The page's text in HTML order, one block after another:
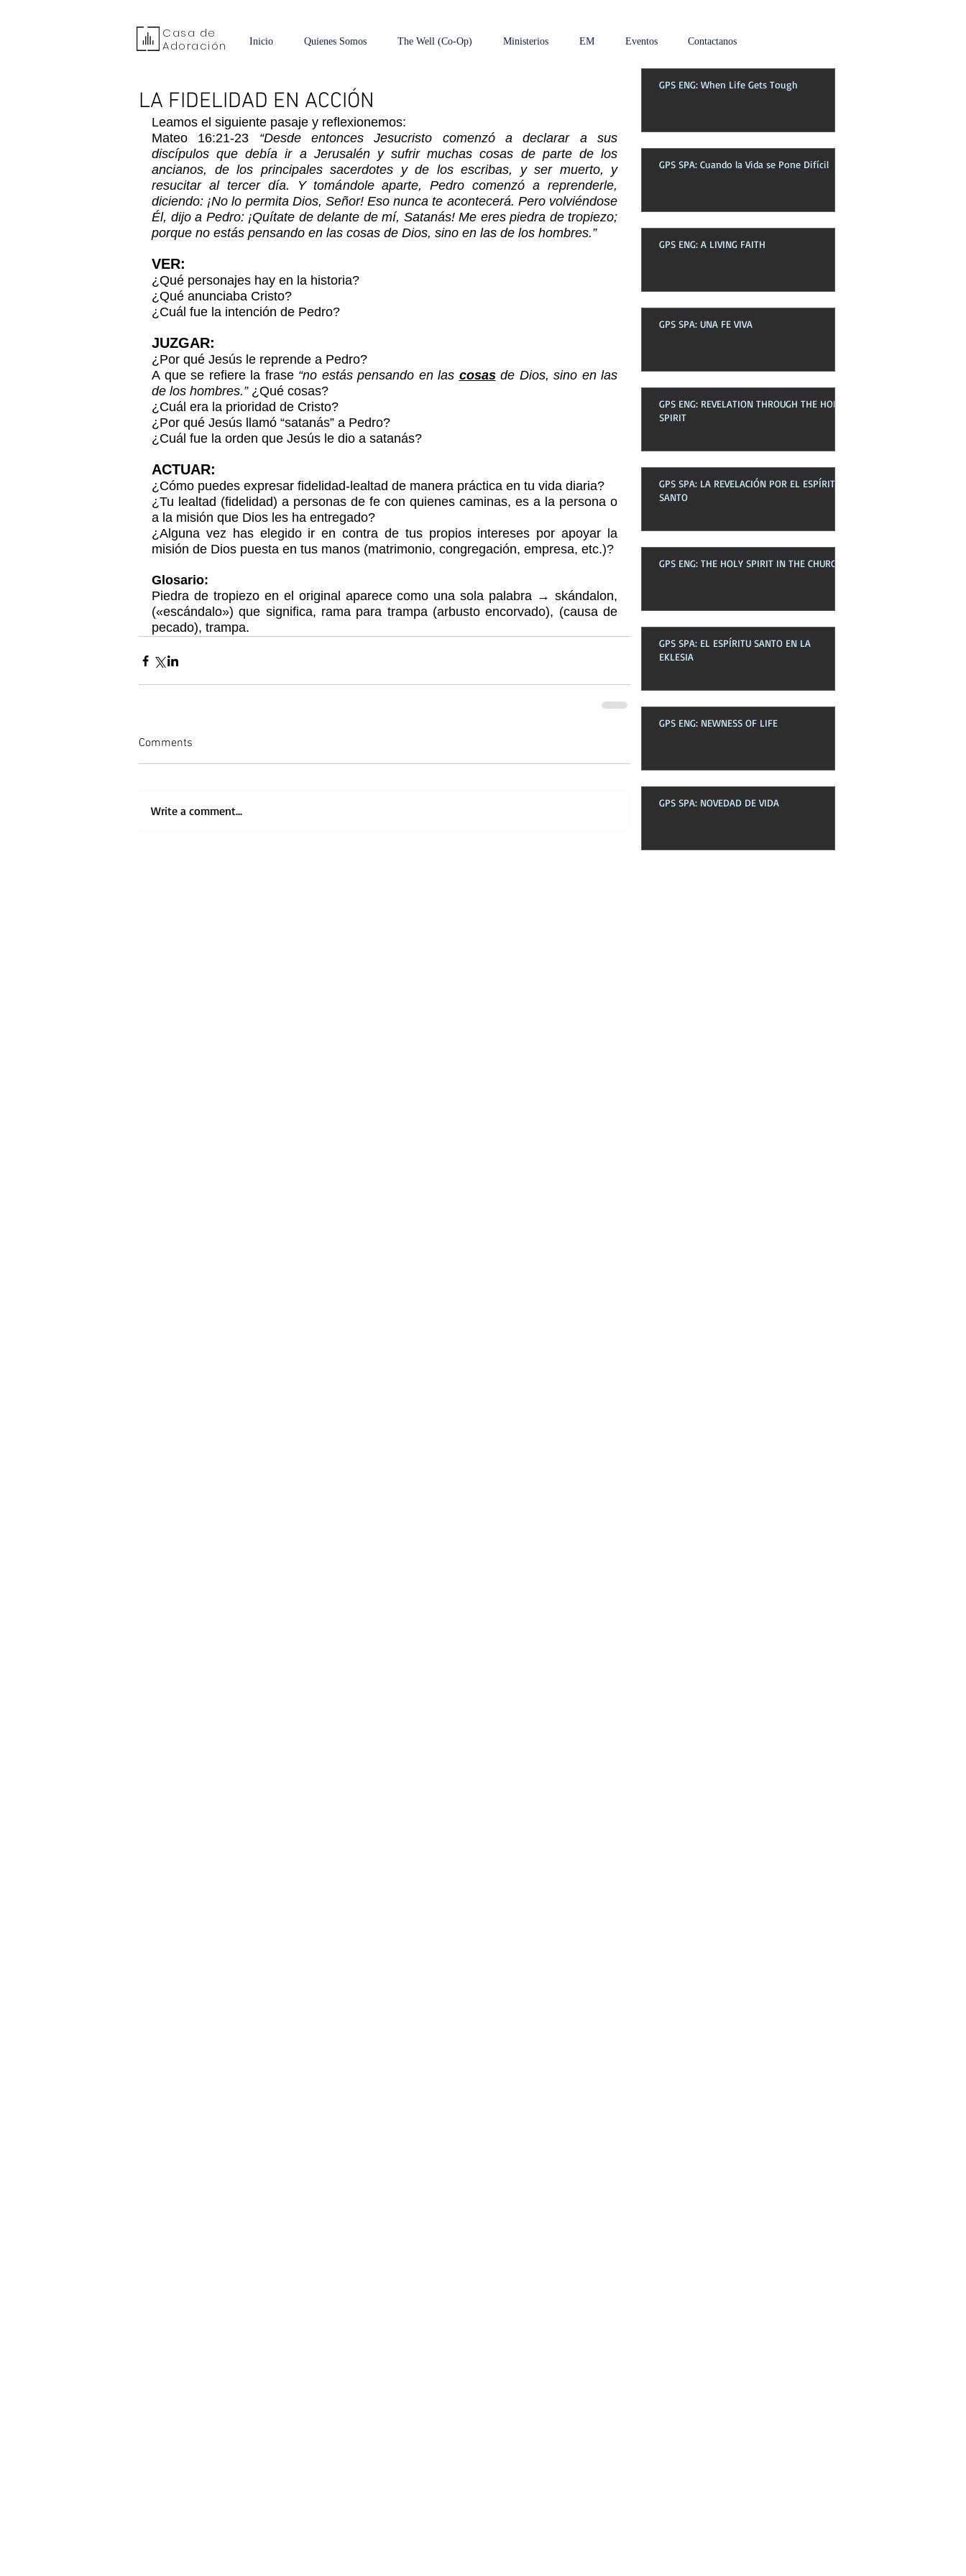
Casa de
Adoración
Inicio Quienes Somos The Well (Co-Op) Ministerios EM Eventos Contactanos
LA FIDELIDAD EN ACCIÓN
Leamos el siguiente pasaje y reflexionemos:
Mateo 16:21-23 “Desde entonces Jesucristo comenzó a declarar a sus
discípulos que debía ir a Jerusalén y sufrir muchas cosas de parte de los
ancianos, de los principales sacerdotes y de los escribas, y ser muerto, y
resucitar al tercer día. Y tomándole aparte, Pedro comenzó a reprenderle,
diciendo: ¡No lo permita Dios, Señor! Eso nunca te acontecerá. Pero volviéndose
Él, dijo a Pedro: ¡Quítate de delante de mí, Satanás! Me eres piedra de tropiezo;
porque no estás pensando en las cosas de Dios, sino en las de los hombres.”
VER:
¿Qué personajes hay en la historia?
¿Qué anunciaba Cristo?
¿Cuál fue la intención de Pedro?
JUZGAR:
¿Por qué Jesús le reprende a Pedro?
A que se refiere la frase “no estás pensando en las cosas de Dios, sino en las
de los hombres.” ¿Qué cosas?
¿Cuál era la prioridad de Cristo?
¿Por qué Jesús llamó “satanás” a Pedro?
¿Cuál fue la orden que Jesús le dio a satanás?
ACTUAR:
¿Cómo puedes expresar fidelidad-lealtad de manera práctica en tu vida diaria?
¿Tu lealtad (fidelidad) a personas de fe con quienes caminas, es a la persona o
a la misión que Dios les ha entregado?
¿Alguna vez has elegido ir en contra de tus propios intereses por apoyar la
misión de Dios puesta en tus manos (matrimonio, congregación, empresa, etc.)?
Glosario:
Piedra de tropiezo en el original aparece como una sola palabra → skándalon,
(«escándalo») que significa, rama para trampa (arbusto encorvado), (causa de
pecado), trampa.
Comments
Write a comment...
Boletines pasados
GPS ENG: When Life Gets Tough
GPS SPA: Cuando la Vida se Pone Difícil
GPS ENG: A LIVING FAITH
GPS SPA: UNA FE VIVA
GPS ENG: REVELATION THROUGH THE HOLY
SPIRIT
GPS SPA: LA REVELACIÓN POR EL ESPÍRITU
SANTO
GPS ENG: THE HOLY SPIRIT IN THE CHURCH
GPS SPA: EL ESPÍRITU SANTO EN LA
EKLESIA
GPS ENG: NEWNESS OF LIFE
GPS SPA: NOVEDAD DE VIDA